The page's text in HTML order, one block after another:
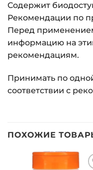
Содержит
Рекомендации по
Перед
информацию на
рекомендациям.
Принимать по
соответствии с
ПОХОЖИЕ